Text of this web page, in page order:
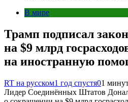
В мире
Трамп подписал
на $9 млрд
на иностранную
RT на русском1 год спустя01
Лидер Соединённых Штатов